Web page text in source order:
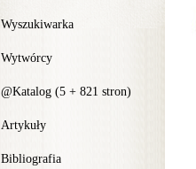
Wyszukiwarka
Wytwórcy
@Katalog (5 + 821 stron)
Artykuły
Bibliografia